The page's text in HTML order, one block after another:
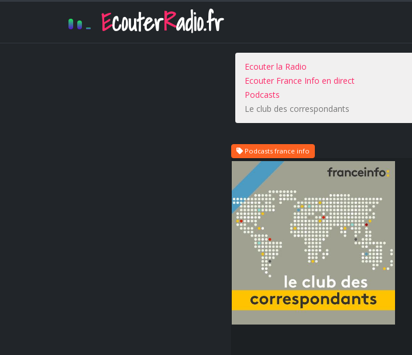
EcouterRadio.fr
Ecouter la Radio
Ecouter France Info en direct
Podcasts
Le club des correspondants
Podcasts france info